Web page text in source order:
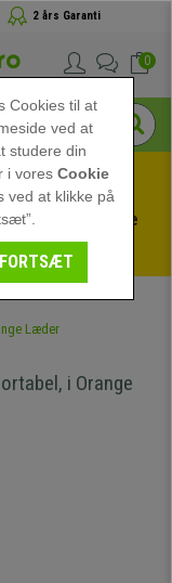
2 års Garanti
0
Eksklusive
Se tilbuddet
i Orange
Cookies til at
ved at
studere din
i voresCookie
ved at klikke på